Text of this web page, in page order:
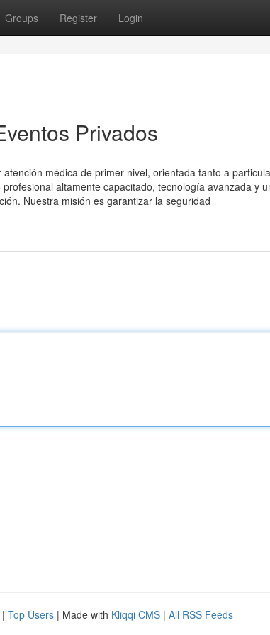
Groups Register Login
Privados
médica de primer nivel, orientada tanto a
altamente capacitado, tecnología avanzada y
Nuestra misión es garantizar la seguridad
| Top Users | Made with Kliqqi CMS | All RSS Feeds